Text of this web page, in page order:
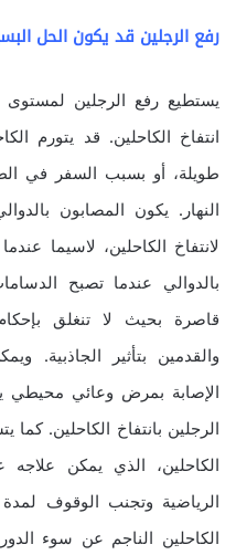
رفع الرجلين قد يكون الحل
يستطيع رفع الرجلين
انتفاخ الكاحلين. قد يتورم
طويلة، أو بسبب السفر في
النهار. يكون المصابون
لانتفاخ الكاحلين، لاسيما
بالدوالي عندما تصبح
قاصرة بحيث لا تنغلق
والقدمين بتأثير الجاذبية.
الإصابة بمرض وعائي محيطي
الرجلين بانتفاخ الكاحلين.
الكاحلين، الذي يمكن
الرياضية وتجنب الوقوف
الكاحلين الناجم عن سوء